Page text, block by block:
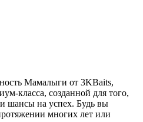
Мамалыги от 3KBaits,
класса, созданной для того,
шансы на успех. Будь вы
многих лет или